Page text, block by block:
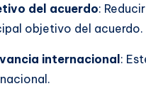
del acuerdo:
objetivo del acuerdo.
internacional: